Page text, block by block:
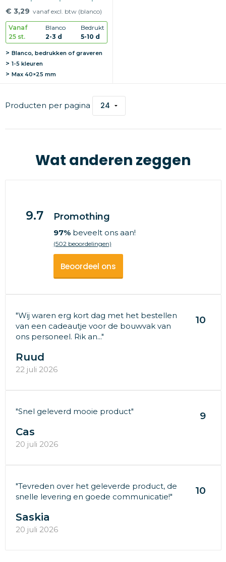
voet
€ 3,29 vanaf excl. btw (blanco)
Vanaf
25 st.
Blanco
2-3 d
Bedrukt
5-10 d
Blanco, bedrukken of graveren
1-5 kleuren
Max 40×25 mm
Producten per pagina
Wat anderen zeggen
9.7 Promothing
97%beveelt ons aan!
(502 beoordelingen)
Beoordeel ons
"Wij waren erg kort dag met het bestellen
van een cadeautje voor de bouwvak van
ons personeel. Rik an..."
10
Ruud
22 juli 2026
"Snel geleverd mooie product" 9
Cas
20 juli 2026
"Tevreden over het geleverde product, de
snelle levering en goede communicatie!"
10
Saskia
20 juli 2026